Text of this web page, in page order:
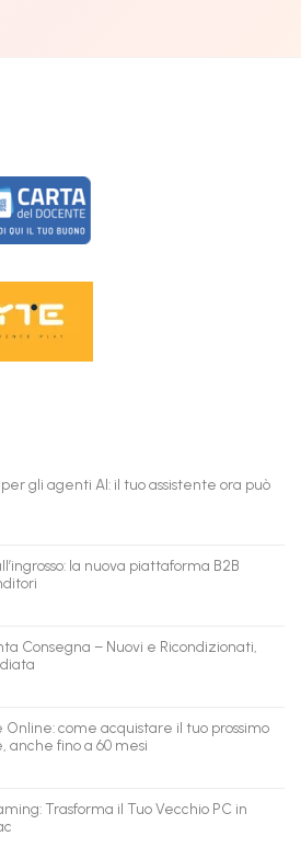
gli agenti AI: il tuo assistente ora può
la nuova piattaforma B2B
Consegna – Nuovi e Ricondizionati,
Online: come acquistare il tuo prossimo
anche fino a 60 mesi
Trasforma il Tuo Vecchio PC in